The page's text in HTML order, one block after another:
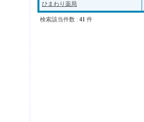
ひまわり薬局
検索該当件数 : 41 件